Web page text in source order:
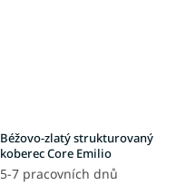
Béžovo-zlatý strukturovaný
koberec Core Emilio
5-7 pracovních dnů